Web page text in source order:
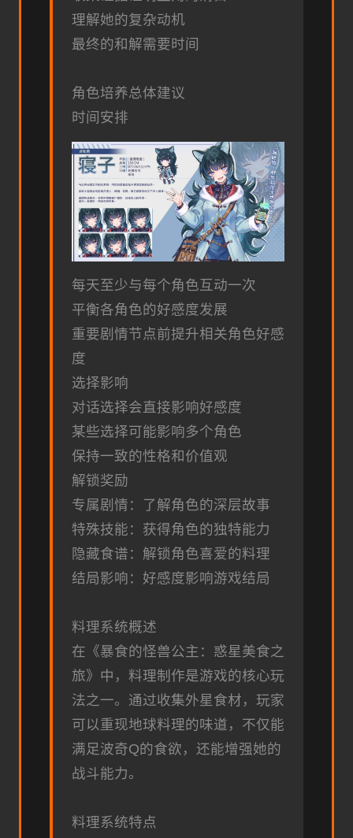
理解她的复杂动机
最终的和解需要时间
角色培养总体建议
时间安排
每天至少与每个角色互动一次
平衡各角色的好感度发展
重要剧情节点前提升相关角色好感
度
选择影响
对话选择会直接影响好感度
某些选择可能影响多个角色
保持一致的性格和价值观
解锁奖励
专属剧情：了解角色的深层故事
特殊技能：获得角色的独特能力
隐藏食谱：解锁角色喜爱的料理
结局影响：好感度影响游戏结局
料理系统概述
在《暴食的怪兽公主：惑星美食之
旅》中，料理制作是游戏的核心玩
法之一。通过收集外星食材，玩家
可以重现地球料理的味道，不仅能
满足波奇Q的食欲，还能增强她的
战斗能力。
料理系统特点